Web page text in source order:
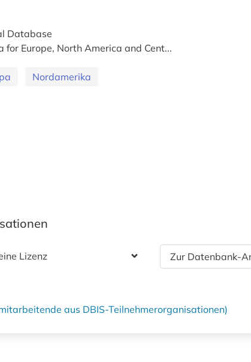
Database
for Europe, North America and Cent...
Nordamerika
Lizenz Zur Datenbank-
aus DBIS-Teilnehmerorganisationen)